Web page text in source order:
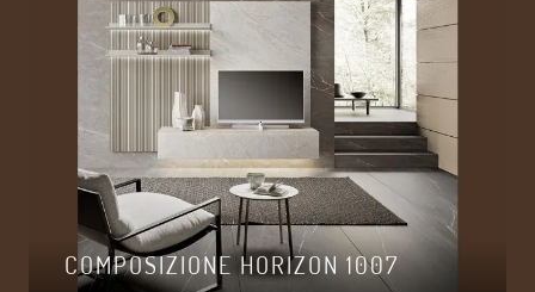
COMPOSIZIONE HORIZON 1007